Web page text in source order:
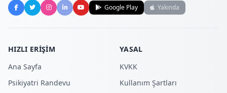
Google Play
Yakında
HIZLI ERIŞIM
Ana Sayfa
Psikiyatri Randevu
YASAL
KVKK
Kullanım Şartları